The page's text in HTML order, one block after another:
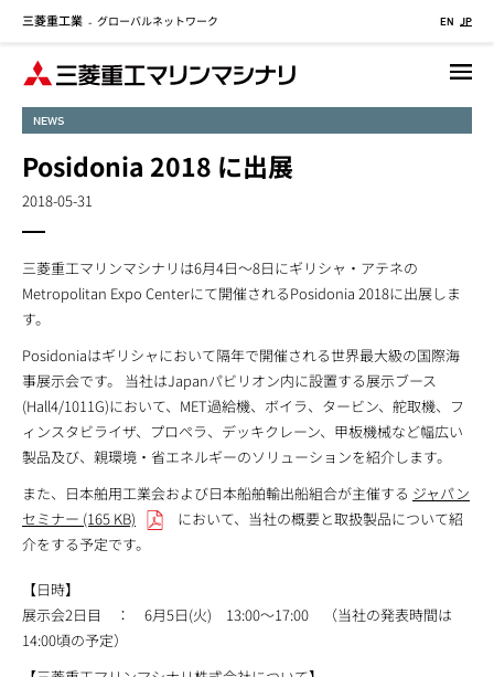
三菱重工業 - グローバルネットワーク EN JP
NEWS
Posidonia 2018 に出展
2018-05-31
三菱重工マリンマシナリは6月4日～8日にギリシャ・アテネの
Metropolitan Expo Centerにて開催されるPosidonia 2018に出展しま
す。
Posidoniaはギリシャにおいて隔年で開催される世界最大級の国際海
事展示会です。 当社はJapanパビリオン内に設置する展示ブース
(Hall4/1011G)において、MET過給機、ボイラ、タービン、舵取機、フ
ィンスタビライザ、プロペラ、デッキクレーン、甲板機械など幅広い
製品及び、親環境・省エネルギーのソリューションを紹介します。
また、日本舶用工業会および日本船舶輸出船組合が主催する ジャパン
セミナー (165 KB)
において、当社の概要と取扱製品について紹
介をする予定です。
【日時】
展示会2日目 ： 6月5日(火) 13:00～17:00 （当社の発表時間は
14:00頃の予定）